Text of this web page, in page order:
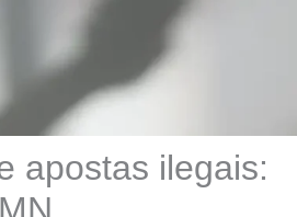
apostas ilegais: